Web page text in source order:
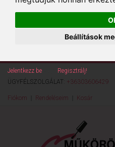
Beállítások
Jelentkezz be
Regisztrálj!
ÜGYFÉLSZOLGÁLAT: +36303606429
Fiókom Rendeléseim Kosár